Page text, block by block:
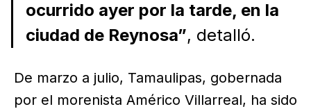
ocurrido ayer por la tarde, en la
ciudad de Reynosa”, detalló.
De marzo a julio, Tamaulipas, gobernada
por el morenista Américo Villarreal, ha sido